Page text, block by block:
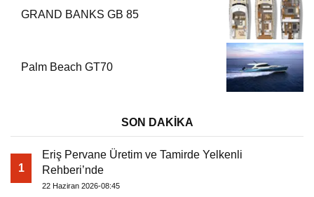
GRAND BANKS GB 85
Palm Beach GT70
SON DAKİKA
1
Eriş Pervane Üretim ve Tamirde Yelkenli
Rehberi’nde
22 Haziran 2026-08:45